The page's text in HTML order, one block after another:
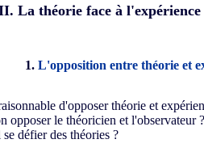
La théorie face à l'expérience
1. L'opposition entre théorie et
d'opposer théorie et
opposer le théoricien et l'observateur ?
défier des théories ?